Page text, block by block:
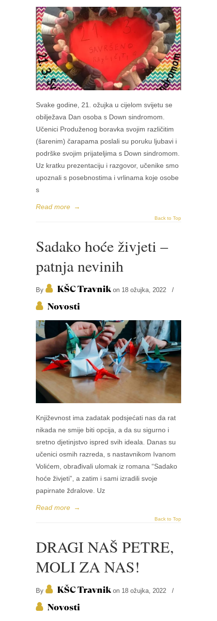
Svake godine, 21. ožujka u cijelom svijetu se
obilježava Dan osoba s Down sindromom.
Učenici Produženog boravka svojim različitim
(šarenim) čarapama poslali su poruku ljubavi i
podrške svojim prijateljima s Down sindromom.
Uz kratku prezentaciju i razgovor, učenike smo
upoznali s posebnostima i vrlinama koje osobe
s
Read more →
Back to Top
Sadako hoće živjeti –
patnja nevinih
By KŠC Travnik on 18 ožujka, 2022 /
Novosti
Književnost ima zadatak podsjećati nas da rat
nikada ne smije biti opcija, a da su sigurno i
sretno djetinjstvo ispred svih ideala. Danas su
učenici osmih razreda, s nastavnikom Ivanom
Volićem, obrađivali ulomak iz romana “Sadako
hoće živjeti”, a zatim i sami izradili svoje
papirnate ždralove. Uz
Read more →
Back to Top
DRAGI NAŠ PETRE,
MOLI ZA NAS!
By KŠC Travnik on 18 ožujka, 2022 /
Novosti